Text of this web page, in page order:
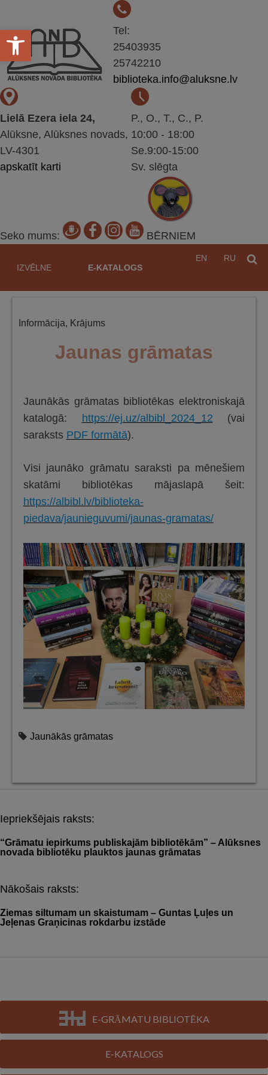
Open toolbar
Tel:
25403935
25742210
biblioteka.info@aluksne.lv
Lielā Ezera iela 24,
Alūksne, Alūksnes novads,
LV-4301
apskatīt karti
P., O., T., C., P.
10:00 - 18:00
Se.9:00-15:00
Sv. slēgta
Seko mums:
BĒRNIEM
IZVĒLNE E-KATALOGS
EN RU
Informācija, Krājums
Jaunas grāmatas
Jaunākās grāmatas bibliotēkas elektroniskajā
katalogā: https://ej.uz/albibl_2024_12 (vai
saraksts PDF formātā).
Visi jaunāko grāmatu saraksti pa mēnešiem
skatāmi bibliotēkas mājaslapā šeit:
https://albibl.lv/biblioteka-
piedava/jaunieguvumi/jaunas-gramatas/
Jaunākās grāmatas
Post
navigation
Iepriekšējais raksts:
“Grāmatu iepirkums publiskajām bibliotēkām” – Alūksnes
novada bibliotēku plauktos jaunas grāmatas
Nākošais raksts:
Ziemas siltumam un skaistumam – Guntas Ļuļes un
Jeļenas Graņicinas rokdarbu izstāde
E-GRĀMATU BIBLIOTĒKA
E-KATALOGS